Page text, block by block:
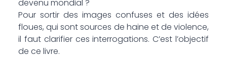
devenu mondial ?
Pour sortir des images confuses et des idées
floues, qui sont sources de haine et de violence,
il faut clarifier ces interrogations. C’est l’objectif
de ce livre.